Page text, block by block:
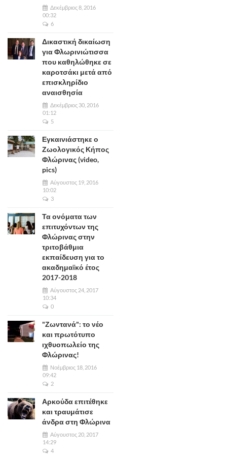
Δεκέμβριος 8, 2016
00:32
6
Δικαστική δικαίωση
για Φλωρινιώτισσα
που καθηλώθηκε σε
καροτσάκι μετά από
επισκληρίδιο
αναισθησία
Δεκέμβριος 30, 2016
01:12
5
Εγκαινιάστηκε ο
Ζωολογικός Κήπος
Φλώρινας (video,
pics)
Αύγουστος 19, 2016
10:02
3
Τα ονόματα των
επιτυχόντων της
Φλώρινας στην
τριτοβάθμια
εκπαίδευση για το
ακαδημαϊκό έτος
2017-2018
Αύγουστος 24, 2017
10:34
0
"Ζωντανά": το νέο
και πρωτότυπο
ιχθυοπωλείο της
Φλώρινας!
Νοέμβριος 18, 2016
09:42
2
Αρκούδα επιτέθηκε
και τραυμάτισε
άνδρα στη Φλώρινα
Αύγουστος 20, 2017
14:29
4